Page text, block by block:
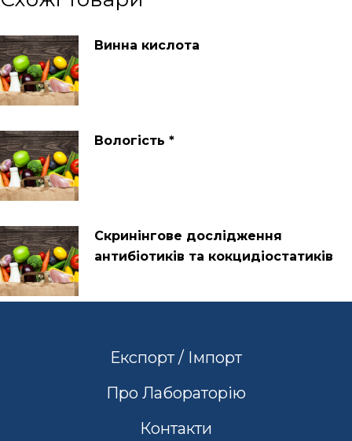
Винна кислота
Вологість *
Скринінгове дослідження
антибіотиків та кокцидіостатиків
Експорт / Імпорт
Про Лабораторію
Контакти